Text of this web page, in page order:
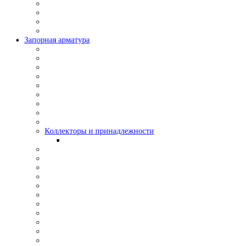
Запорная арматура
Коллекторы и принадлежности